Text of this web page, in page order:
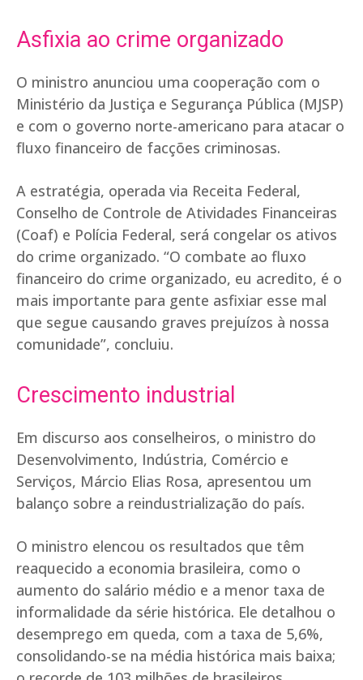
Asfixia ao crime organizado
O ministro anunciou uma cooperação com o
Ministério da Justiça e Segurança Pública (MJSP)
e com o governo norte-americano para atacar o
fluxo financeiro de facções criminosas.
A estratégia, operada via Receita Federal,
Conselho de Controle de Atividades Financeiras
(Coaf) e Polícia Federal, será congelar os ativos
do crime organizado. “O combate ao fluxo
financeiro do crime organizado, eu acredito, é o
mais importante para gente asfixiar esse mal
que segue causando graves prejuízos à nossa
comunidade”, concluiu.
Crescimento industrial
Em discurso aos conselheiros, o ministro do
Desenvolvimento, Indústria, Comércio e
Serviços, Márcio Elias Rosa, apresentou um
balanço sobre a reindustrialização do país.
O ministro elencou os resultados que têm
reaquecido a economia brasileira, como o
aumento do salário médio e a menor taxa de
informalidade da série histórica. Ele detalhou o
desemprego em queda, com a taxa de 5,6%,
consolidando-se na média histórica mais baixa;